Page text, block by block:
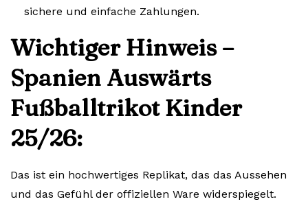
sichere und einfache Zahlungen.
Wichtiger Hinweis –
Spanien Auswärts
Fußballtrikot Kinder
25/26:
Das ist ein hochwertiges Replikat, das das Aussehen
und das Gefühl der offiziellen Ware widerspiegelt.